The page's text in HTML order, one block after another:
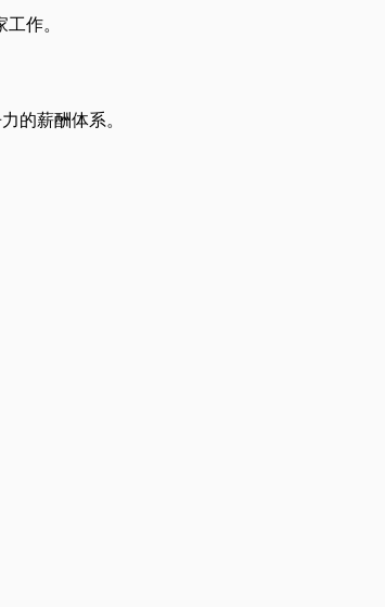
作。
的薪酬体系。